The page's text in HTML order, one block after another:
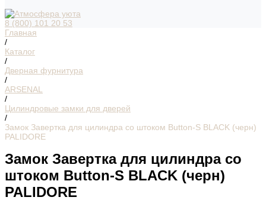
8 (800) 101 20 53
Главная
/
Каталог
/
Дверная фурнитура
/
ARSENAL
/
Цилиндровые замки для дверей
/
Замок Завертка для цилиндра со штоком Button-S BLACK (черн)
PALIDORE
Замок Завертка для цилиндра со
штоком Button-S BLACK (черн)
PALIDORE